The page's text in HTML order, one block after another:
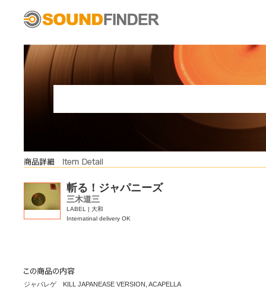
斬る！ジャパニーズ
三木道三
LABEL | 大和
Internatinal delivery OK
ジャパレゲ KILL JAPANEASE VERSION, ACAPELLA